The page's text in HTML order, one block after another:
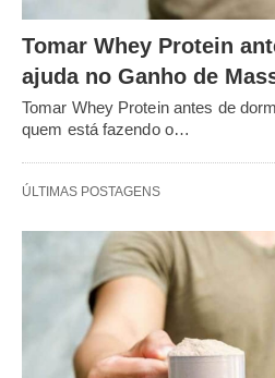
Tomar Whey Protein
ajuda no Ganho de
Tomar Whey Protein antes de
quem está fazendo o…
ÚLTIMAS POSTAGENS